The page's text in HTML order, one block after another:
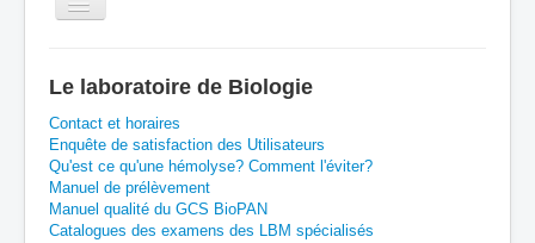
Chlamydiae trachomatis - sérologie IgG - serum
Le laboratoire de Biologie
Contact et horaires
Enquête de satisfaction des Utilisateurs
Qu'est ce qu'une hémolyse? Comment l'éviter?
Manuel de prélèvement
Manuel qualité du GCS BioPAN
Catalogues des examens des LBM spécialisés